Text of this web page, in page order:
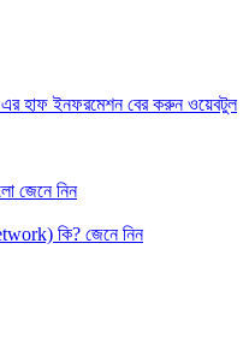
এর হাফ ইনফরমেশন বের করুন ওয়েবটুল
জেনে নিন
কি? জেনে নিন